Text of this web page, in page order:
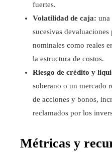
fuertes.
Volatilidad de caja: una
sucesivas
nominales como reales
la estructura de costos.
Riesgo de crédito y
soberano o un mercado
de acciones y bonos,
reclamados por los
Métricas y